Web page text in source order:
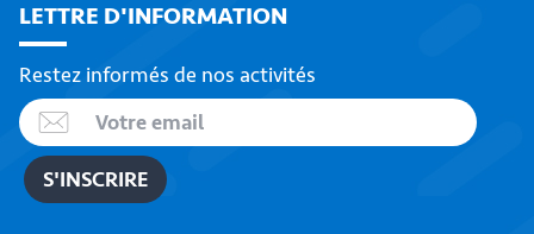
LETTRE D'INFORMATION
Restez informés de nos activités